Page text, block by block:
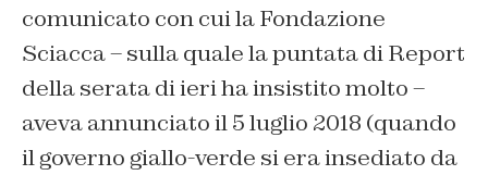
comunicato con cui la Fondazione
Sciacca – sulla quale la puntata di Report
della serata di ieri ha insistito molto –
aveva annunciato il 5 luglio 2018 (quando
il governo giallo-verde si era insediato da